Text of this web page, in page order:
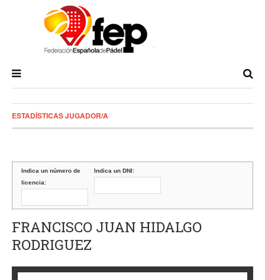
ESTADÍSTICAS JUGADOR/A
Indica un número de
licencia:
Indica un DNI:
FRANCISCO JUAN HIDALGO
RODRIGUEZ